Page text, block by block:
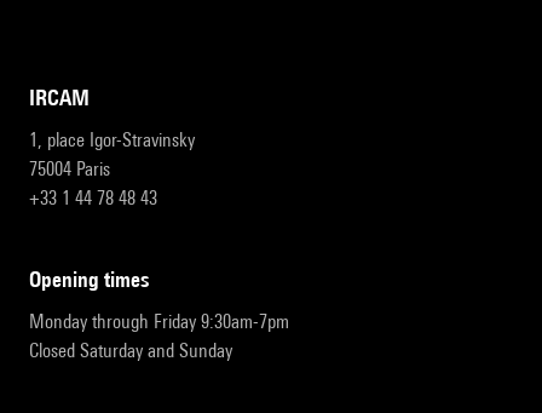
IRCAM
1, place Igor-Stravinsky
75004 Paris
+33 1 44 78 48 43
opening times
Monday through Friday 9:30am-7pm
Closed Saturday and Sunday